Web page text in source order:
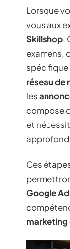
Lorsque
vous aux
Skillshop.
examens,
spécifique
réseau de
les
compose
et
Ces
Google
marketing